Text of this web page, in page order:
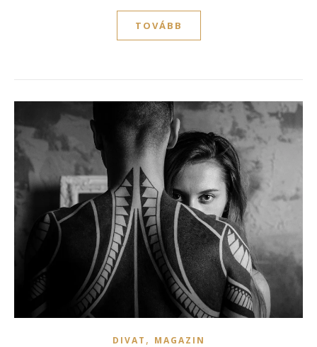
TOVÁBB
DIVAT , MAGAZIN